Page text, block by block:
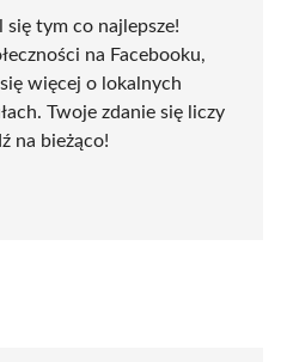
tym co najlepsze!
na Facebooku,
więcej o lokalnych
Twoje zdanie się liczy
na bieżąco!